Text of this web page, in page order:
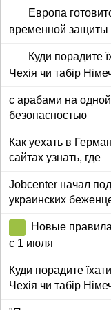
Европа
временной защиты
Куди порадите
Чехія чи
с арабами на
безопасностью
Как уехать в Германию? С чего начать? На каких
сайтах узнать, где
Jobcenter начал
украинских
Новые
с 1 июля
Куди порадите
Чехія чи